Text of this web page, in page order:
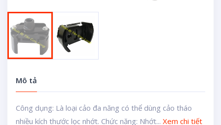
Mô tả
Công dụng: Là loại cảo đa năng có thể dùng cảo tháo
nhiều kích thước lọc nhớt. Chức năng: Nhớt... Xem chi tiết